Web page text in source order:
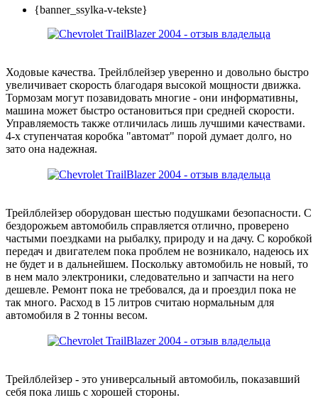
{banner_ssylka-v-tekste}
Ходовые качества. Трейлблейзер уверенно и довольно быстро
увеличивает скорость благодаря высокой мощности движка.
Тормозам могут позавидовать многие - они информативны,
машина может быстро остановиться при средней скорости.
Управляемость также отличилась лишь лучшими качествами.
4-х ступенчатая коробка "автомат" порой думает долго, но
зато она надежная.
Трейлблейзер оборудован шестью подушками безопасности. С
бездорожьем автомобиль справляется отлично, проверено
частыми поездками на рыбалку, природу и на дачу. С коробкой
передач и двигателем пока проблем не возникало, надеюсь их
не будет и в дальнейшем. Поскольку автомобиль не новый, то
в нем мало электроники, следовательно и запчасти на него
дешевле. Ремонт пока не требовался, да и проездил пока не
так много. Расход в 15 литров считаю нормальным для
автомобиля в 2 тонны весом.
Трейлблейзер - это универсальный автомобиль, показавший
себя пока лишь с хорошей стороны.